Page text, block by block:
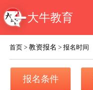
大牛教育
首页 >教资报名 >报名时间
报名条件